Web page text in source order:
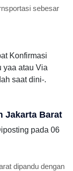
sebesar
Konfirmasi
yaa atau Via
saat dini-.
Jakarta Barat
pada 06
dipandu dengan